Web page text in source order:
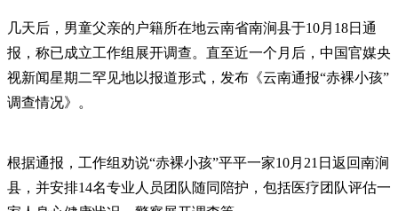
几天后，男童父亲的户籍所在地云南省南涧县于10月18日通
报，称已成立工作组展开调查。直至近一个月后，中国官媒央
视新闻星期二罕见地以报道形式，发布《云南通报“赤裸小孩”
调查情况》。
根据通报，工作组劝说“赤裸小孩”平平一家10月21日返回南涧
县，并安排14名专业人员团队随同陪护，包括医疗团队评估一